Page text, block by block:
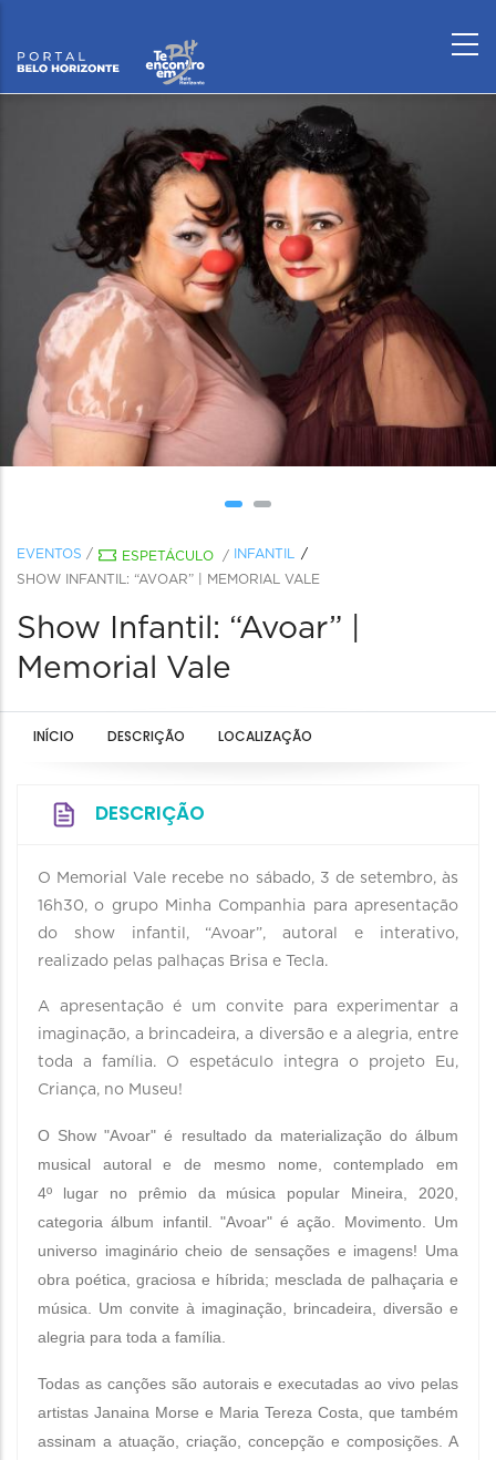
EVENTOS / ESPETÁCULO /
INFANTIL
SHOW INFANTIL: “AVOAR” | MEMORIAL VALE
Show Infantil: “Avoar” |
Memorial Vale
INÍCIO DESCRIÇÃO LOCALIZAÇÃO
DESCRIÇÃO
O Memorial Vale recebe no sábado, 3 de setembro, às
16h30, o grupo Minha Companhia para apresentação
do show infantil, “Avoar”, autoral e interativo,
realizado pelas palhaças Brisa e Tecla.
A apresentação é
um convite para experimentar a
imaginação, a brincadeira, a diversão e a alegria, entre
toda a família. O espetáculo integra o projeto Eu,
Criança, no Museu!
O Show "Avoar" é
resultado da materialização do álbum
musical autoral e de mesmo nome, contemplado em
4º
lugar no prêmio da música popular Mineira, 2020,
categoria álbum infantil. "Avoar" é ação. Movimento. Um
universo imaginário cheio de sensações e imagens! Uma
obra poética, graciosa e híbrida; mesclada de palhaçaria e
música. Um convite à imaginação, brincadeira, diversão e
alegria para toda a família.
Todas as canções são autorais e executadas ao vivo pelas
artistas Janaina Morse e Maria Tereza Costa, que também
assinam a atuação, criação, concepção e composições. A